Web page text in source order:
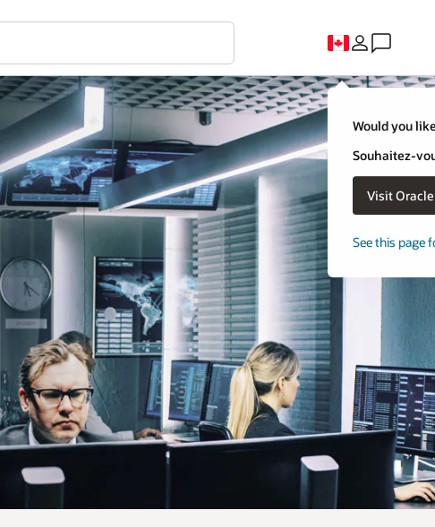
Would you
Souhaitez-
Visit
See this page